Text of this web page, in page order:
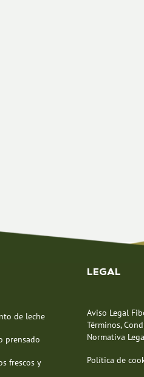
de leche
prensado
frescos y
LEGAL
Aviso Legal
Términos,
Normativa
Política de